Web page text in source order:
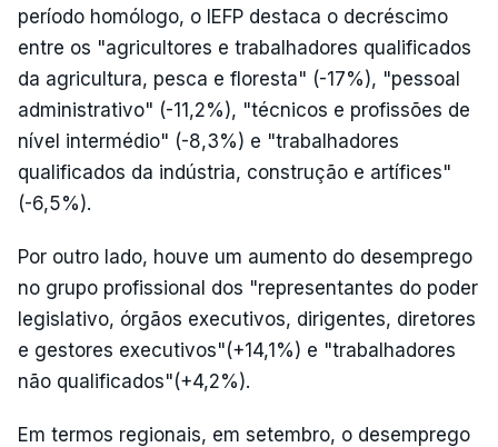
período homólogo, o IEFP destaca o decréscimo
entre os "agricultores e trabalhadores qualificados
da agricultura, pesca e floresta" (-17%), "pessoal
administrativo" (-11,2%), "técnicos e profissões de
nível intermédio" (-8,3%) e "trabalhadores
qualificados da indústria, construção e artífices"
(-6,5%).
Por outro lado, houve um aumento do desemprego
no grupo profissional dos "representantes do poder
legislativo, órgãos executivos, dirigentes, diretores
e gestores executivos"(+14,1%) e "trabalhadores
não qualificados"(+4,2%).
Em termos regionais, em setembro, o desemprego